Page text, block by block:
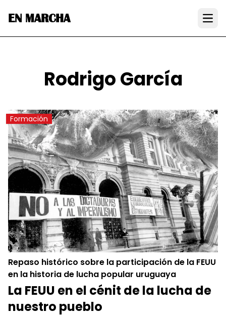
EN MARCHA
Rodrigo García
Formación
Repaso histórico sobre la participación de la FEUU
en la historia de lucha popular uruguaya
La FEUU en el cénit de la lucha de
nuestro pueblo